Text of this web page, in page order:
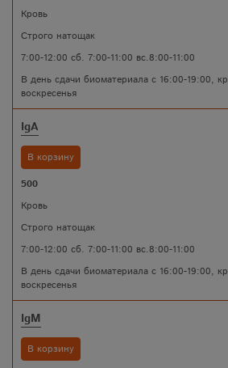
Кровь
Строго натощак
7:00-12:00 сб. 7:00-11:00 вс.8:00-11:00
В день сдачи биоматериала с 16:00-19:00,
воскресенья
IgA
В корзину
500
Кровь
Строго натощак
7:00-12:00 сб. 7:00-11:00 вс.8:00-11:00
В день сдачи биоматериала с 16:00-19:00,
воскресенья
IgM
В корзину